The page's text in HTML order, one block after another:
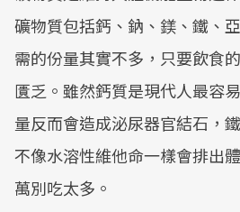
礦物質包括鈣、鈉、鎂、鐵、
需的份量其實不多，只要飲食
匱乏。雖然鈣質是現代人最容
量反而會造成泌尿器官結石，
不像水溶性維他命一樣會排出
萬別吃太多。